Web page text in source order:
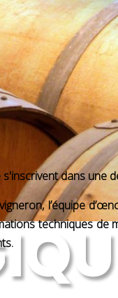
dans une
l’équipe
techniques de